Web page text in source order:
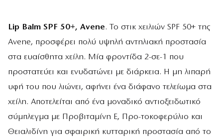
Lip Balm SPF 50+, Avene. Το στικ χειλιών SPF 50+ της
Avene, προσφέρει πολύ υψηλή αντηλιακή προστασία
στα ευαίσθητα χείλη. Μία φροντίδα 2-σε-1 που
προστατεύει και ενυδατώνει με διάρκεια. Η μη λιπαρή
υφή του που λιώνει, αφήνει ένα διάφανο τελείωμα στα
χείλη. Αποτελείται από ένα μοναδικό αντιοξειδωτικό
σύμπλεγμα με Προβιταμίνη Ε, Προ-τοκοφερύλιο και
Θειαλιδίνη για σφαιρική κυτταρική προστασία από το